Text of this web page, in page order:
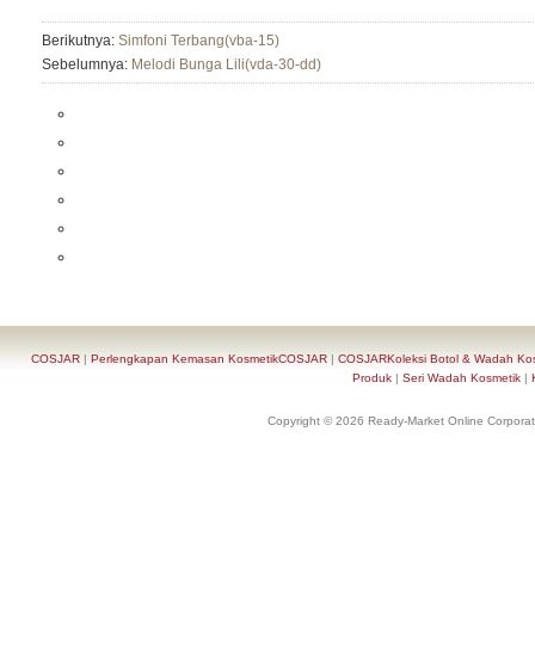
Berikutnya: Simfoni Terbang(vba-15)
Sebelumnya: Melodi Bunga Lili(vda-30-dd)
COSJAR| Perlengkapan Kemasan KosmetikCOSJAR| COSJARKoleksi Botol & Wadah
Produk | Seri Wadah Kosmetik |
Copyright © 2026 Ready-Market Online